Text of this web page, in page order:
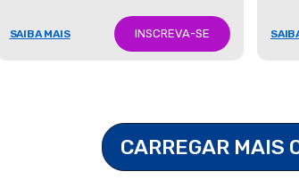
SAIBA MAIS INSCREVA-SE
CARREGAR MAIS